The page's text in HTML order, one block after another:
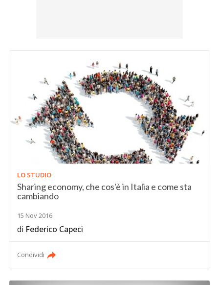
LO STUDIO
Sharing economy, che cos'è in Italia e come sta
cambiando
15 Nov 2016
di Federico Capeci
Condividi